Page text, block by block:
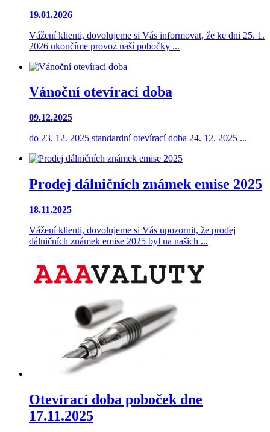
19.01.2026
Vážení klienti, dovolujeme si Vás informovat, že ke dni 25. 1.
2026 ukončíme provoz naší pobočky ...
Vánoční otevírací doba
09.12.2025
do 23. 12. 2025 standardní otevírací doba 24. 12. 2025 ...
Prodej dálničních známek emise 2025
18.11.2025
Vážení klienti, dovolujeme si Vás upozornit, že prodej
dálničních známek emise 2025 byl na našich ...
Otevírací doba poboček dne
17.11.2025